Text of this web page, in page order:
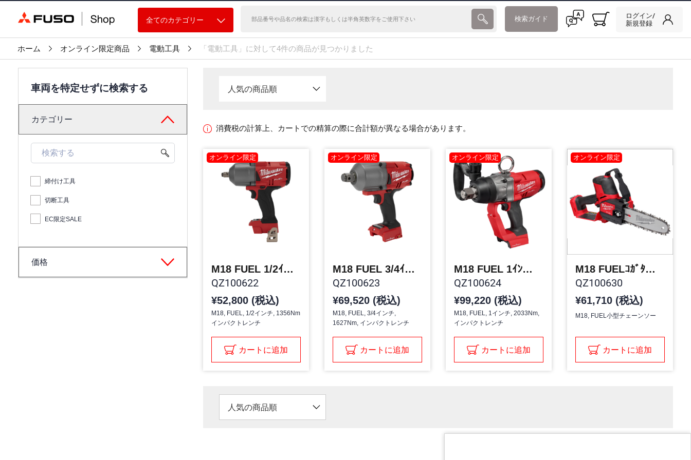
全てのカテゴリー 検索ガイド
ログイン/
新規登録
ホーム オンライン限定商品 電動工具 「電動工具」に対して4件の商品が見つかりました
車両を特定せずに検索する
カテゴリー
締付け工具
切断工具
EC限定SALE
価格
人気の商品順
消費税の計算上、カートでの精算の際に合計額が異なる場合があります。
オンライン限定
M18 FUEL 1/2ｲﾝﾁ 1356NMｲﾝﾊﾟｸﾄﾚﾝﾁ
QZ100622
¥52,800 (税込)
M18, FUEL, 1/2インチ, 1356Nm
インパクトレンチ
カートに追加
オンライン限定
M18 FUEL 3/4ｲﾝﾁ 1627NM ｲﾝﾊﾟｸﾄﾚﾝﾁ
QZ100623
¥69,520 (税込)
M18, FUEL, 3/4インチ,
1627Nm, インパクトレンチ
カートに追加
オンライン限定
M18 FUEL 1ｲﾝﾁ 2033NM ｲﾝﾊﾟｸﾄﾚﾝﾁ
QZ100624
¥99,220 (税込)
M18, FUEL, 1インチ, 2033Nm,
インパクトレンチ
カートに追加
オンライン限定
M18 FUELｺｶﾞﾀﾁｪｰﾝｿｰ
QZ100630
¥61,710 (税込)
M18, FUEL小型チェーンソー
カートに追加
人気の商品順